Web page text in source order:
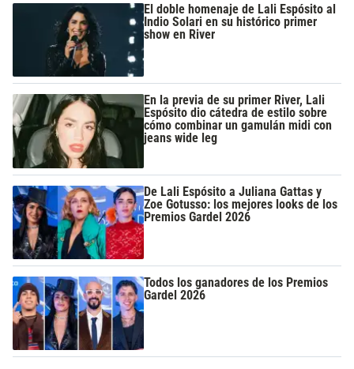
El doble homenaje de Lali Espósito al
Indio Solari en su histórico primer
show en River
En la previa de su primer River, Lali
Espósito dio cátedra de estilo sobre
cómo combinar un gamulán midi con
jeans wide leg
De Lali Espósito a Juliana Gattas y
Zoe Gotusso: los mejores looks de los
Premios Gardel 2026
Todos los ganadores de los Premios
Gardel 2026